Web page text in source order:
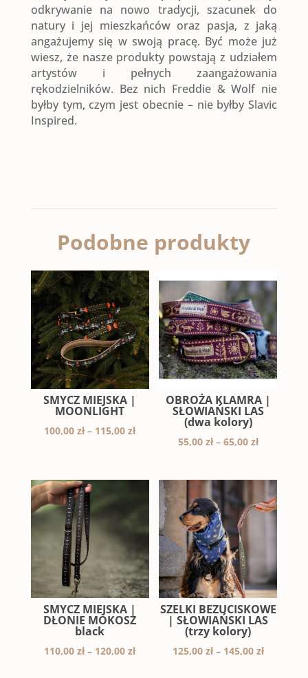
odkrywanie na nowo tradycji, szacunek do
natury i jej mieszkańców oraz pasja, z jaką
angażujemy się w swoją pracę. Być może już
wiesz, że nasze produkty powstają z udziałem
artystów i pełnych zaangażowania
rękodzielników. Bez nich Freddie & Wolf nie
byłby tym, czym jest obecnie – nie byłby Slavic
Inspired.
Podobne produkty
SMYCZ MIEJSKA |
MOONLIGHT
100,00zł – 115,00złZakres
100,00 zł
115,00 zł
OBROŻA KLAMRA |
SŁOWIAŃSKI LAS
(dwa kolory)
55,00 zł – 65,00 złZakres
od
55,00 zł
do
SMYCZ MIEJSKA |
DŁONIE MOKOSZ
black
110,00zł – 120,00złZakres
SZELKI BEZUCISKOWE
| SŁOWIAŃSKI LAS
(trzy kolory)
125,00 zł – 145,00 złZakres